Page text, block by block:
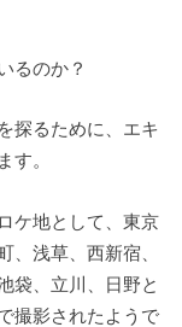
るのか？
探るために、エキ
す。
ケ地として、東京
、浅草、西新宿、
袋、立川、日野と
撮影されたようで